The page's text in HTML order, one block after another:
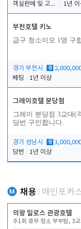
객실판매 및 고객응대
1년
부천호텔 키노
급구 청소이모 1명 구
경기 부천시 월
베팅
1년 이상
그레이호텔 분당점
그레이 분당점 3교대(
당번 구인합니다.
경기 성남시 월
당번
1년 이상
채용 메인포커
의왕 밀로스 관광호텔
주1회 휴무 청소 부부팀, 3